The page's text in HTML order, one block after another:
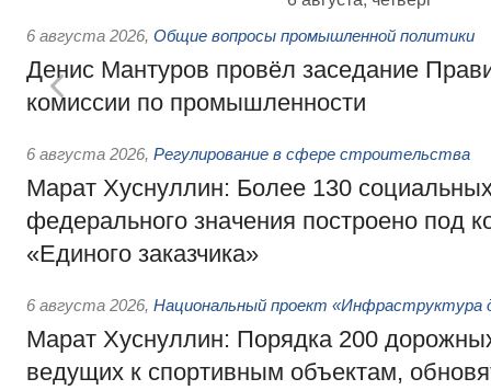
6 августа 2026, Общие вопросы промышленной политики
Денис Мантуров провёл заседание
комиссии по промышленности
6 августа 2026, Регулирование в сфере строительства
Марат Хуснуллин: Более 130
федерального значения построено под
«Единого заказчика»
6 августа 2026, Национальный проект «Инфраструктура
Марат Хуснуллин: Порядка 200
ведущих к спортивным объектам,